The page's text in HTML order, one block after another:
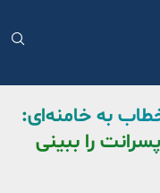
به خامنه‌ای:
را ببینی